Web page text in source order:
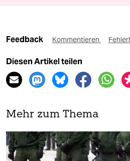
Feedback Kommentieren
Diesen Artikel teilen
Mehr zum Thema